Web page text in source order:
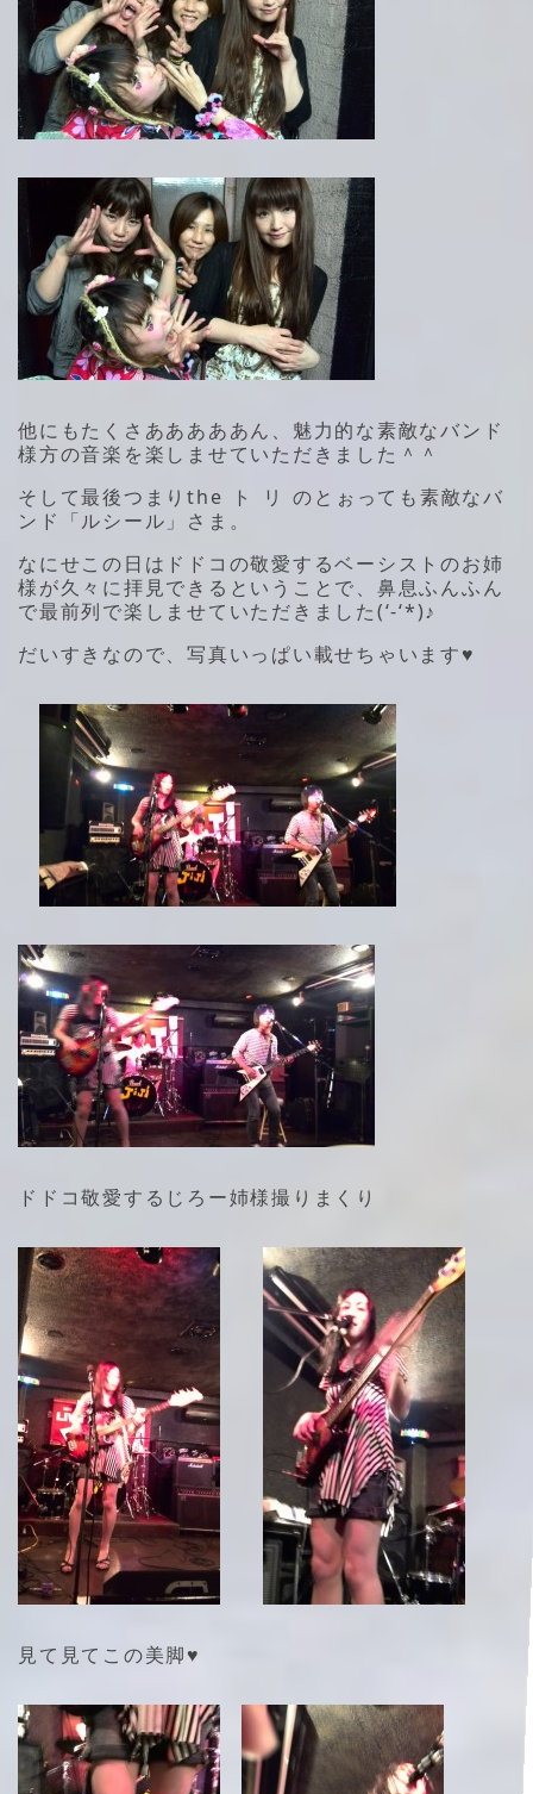
他にもたくさあああああん、魅力的な素敵なバンド
様方の音楽を楽しませていただきました＾＾
そして最後つまりthe ト リ のとぉっても素敵なバ
ンド「ルシール」さま。
なにせこの日はドドコの敬愛するベーシストのお姉
様が久々に拝見できるということで、鼻息ふんふん
で最前列で楽しませていただきました(‘-‘*)♪
だいすきなので、写真いっぱい載せちゃいます♥
ドドコ敬愛するじろー姉様撮りまくり
見て見てこの美脚♥